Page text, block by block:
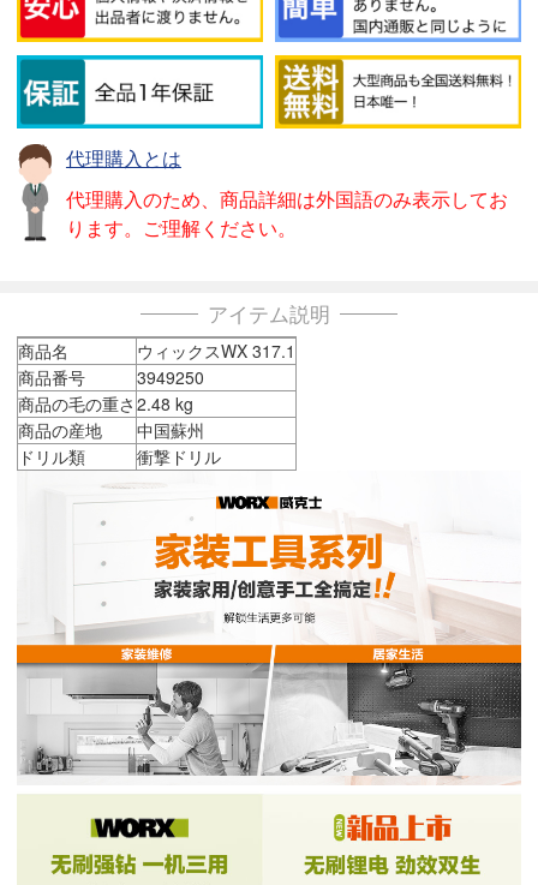
代理購入とは
代理購入のため、商品詳細は外国語のみ表示してお
ります。ご理解ください。
アイテム説明
商品名
ウィックスWX 317.1
商品番号
3949250
商品の毛の重さ 2.48 kg
商品の産地
中国蘇州
ドリル類
衝撃ドリル